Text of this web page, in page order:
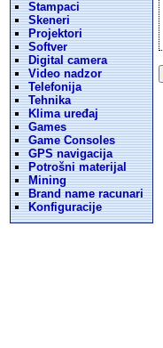
Stampaci
Skeneri
Projektori
Softver
Digital camera
Video nadzor
Telefonija
Tehnika
Klima uređaj
Games
Game Consoles
GPS navigacija
Potrošni materijal
Mining
Brand name racunari
Konfiguracije